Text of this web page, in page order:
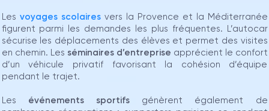
Les voyages scolairesvers la Provence et la Méditerranée
figurent parmi les demandes les plus fréquentes. L’autocar
sécurise les déplacements des élèves et permet des visites
en chemin. Les séminaires d’entreprise apprécient le confort
d’un véhicule privatif favorisant la cohésion d’équipe
pendant le trajet.
Les événements sportifsgénèrent également de